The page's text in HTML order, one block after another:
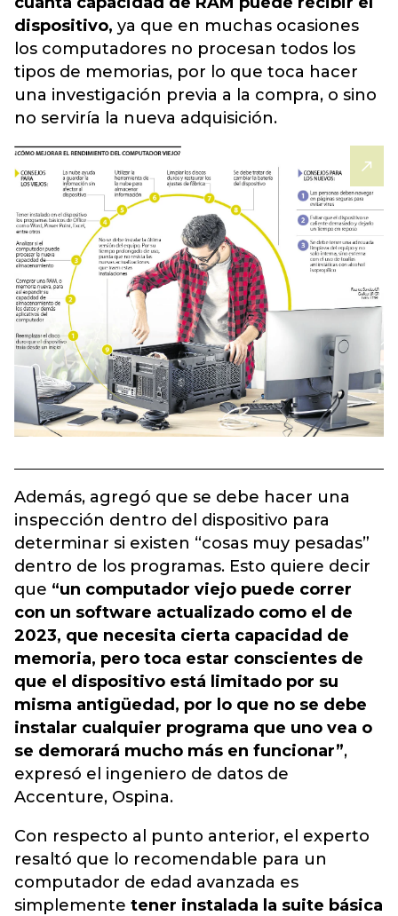
dispositivo, ya que en muchas ocasiones
los computadores no procesan todos los
tipos de memorias, por lo que toca hacer
una investigación previa a la compra, o sino
no serviría la nueva adquisición.
Además, agregó que se debe hacer una
inspección dentro del dispositivo para
determinar si existen “cosas muy pesadas”
dentro de los programas. Esto quiere decir
que “un computador viejo puede correr
con un software actualizado como el de
2023, que necesita cierta capacidad de
memoria, pero toca estar conscientes de
que el dispositivo está limitado por su
misma antigüedad, por lo que no se debe
instalar cualquier programa que uno vea o
se demorará mucho más en funcionar”,
expresó el ingeniero de datos de
Accenture, Ospina.
Con respecto al punto anterior, el experto
resaltó que lo recomendable para un
computador de edad avanzada es
simplemente tener instalada la suite básica